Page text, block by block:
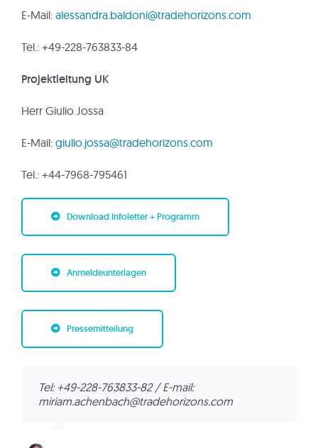
E-Mail: alessandra.baldoni@tradehorizons.com
Tel.: +49-228-763833-84
Projektleitung UK
Herr Giulio Jossa
E-Mail: giulio.jossa@tradehorizons.com
Tel.: +44-7968-795461
Download Infoletter + Programm
Anmeldeunterlagen
Pressemitteilung
Tel: +49-228-763833-82 / E-mail:
miriam.achenbach@tradehorizons.com